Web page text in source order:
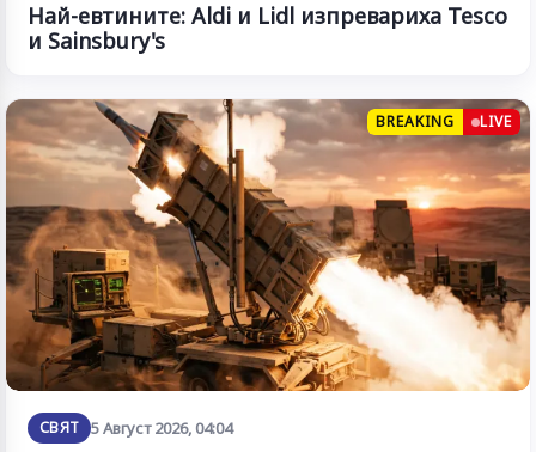
Най-евтините: Aldi и Lidl изпревариха Tesco
и Sainsbury's
BREAKING LIVE
СВЯТ 5 Август 2026, 04:04